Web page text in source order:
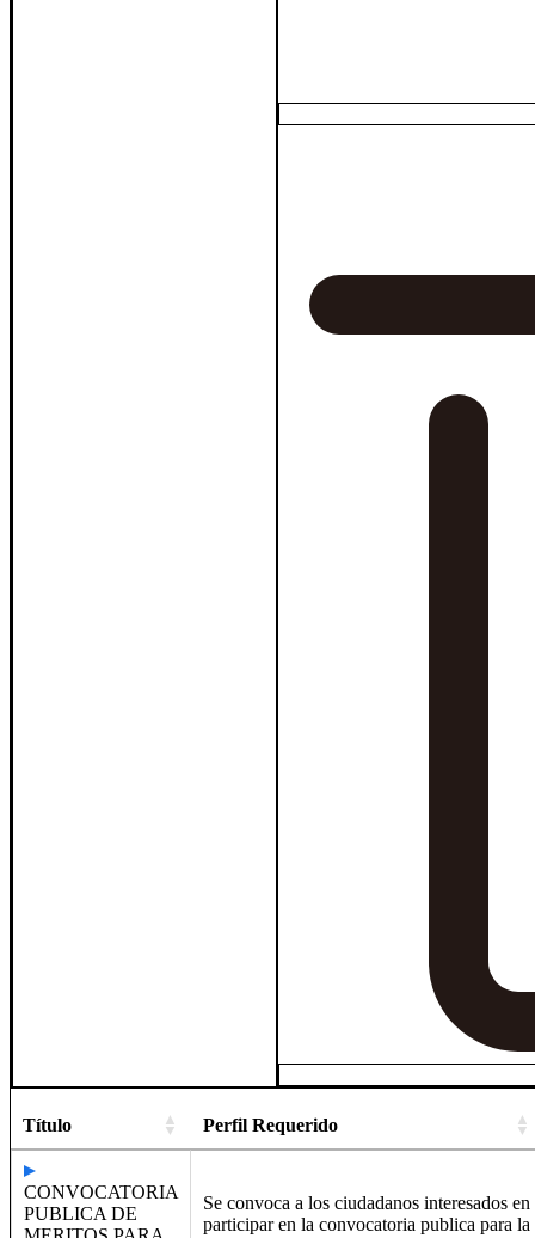
Título Perfil Requerido
CONVOCATORIA
PUBLICA DE
​Se convoca a los ciudadanos interesados en
participar en la convocatoria publica para la